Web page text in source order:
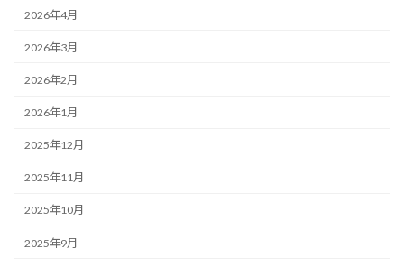
2026年4月
2026年3月
2026年2月
2026年1月
2025年12月
2025年11月
2025年10月
2025年9月